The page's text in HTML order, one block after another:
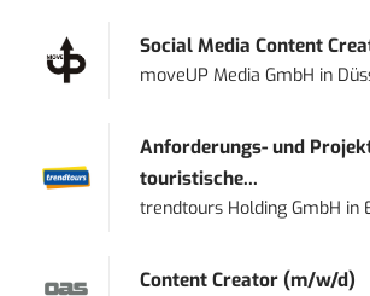
Social Media Content
moveUP Media GmbH in
Anforderungs- und
touristische...
trendtours Holding GmbH in
Content Creator (m/w/d)